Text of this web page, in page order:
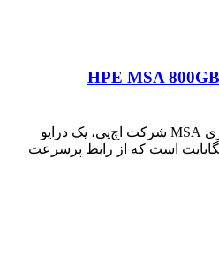
HPE MSA
درایو SSD مدل J9F38A از سری MSA شرکت اچ‌پی، یک درایو
با ظرفیت 800 گیگابایت است که از رابط پرسرعت